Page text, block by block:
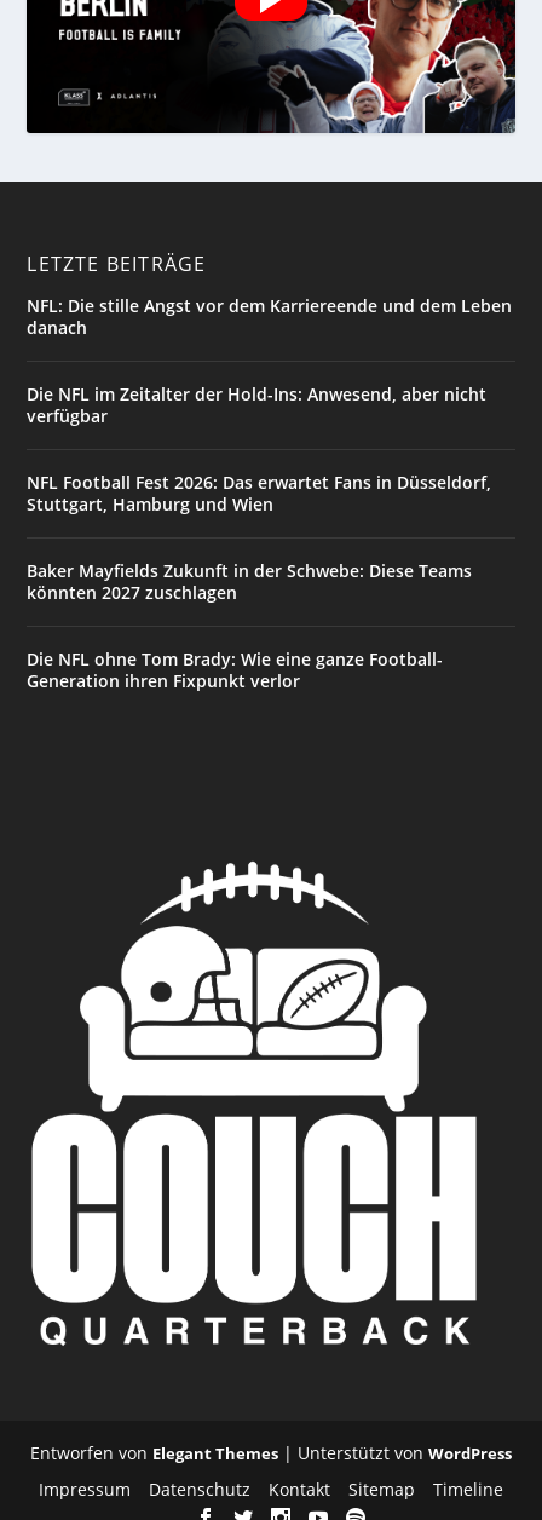
LETZTE BEITRÄGE
NFL: Die stille Angst vor dem Karriereende und dem Leben
danach
Die NFL im Zeitalter der Hold-Ins: Anwesend, aber nicht
verfügbar
NFL Football Fest 2026: Das erwartet Fans in Düsseldorf,
Stuttgart, Hamburg und Wien
Baker Mayfields Zukunft in der Schwebe: Diese Teams
könnten 2027 zuschlagen
Die NFL ohne Tom Brady: Wie eine ganze Football-
Generation ihren Fixpunkt verlor
Entworfen von Elegant Themes | Unterstützt von WordPress
Impressum Datenschutz Kontakt Sitemap Timeline